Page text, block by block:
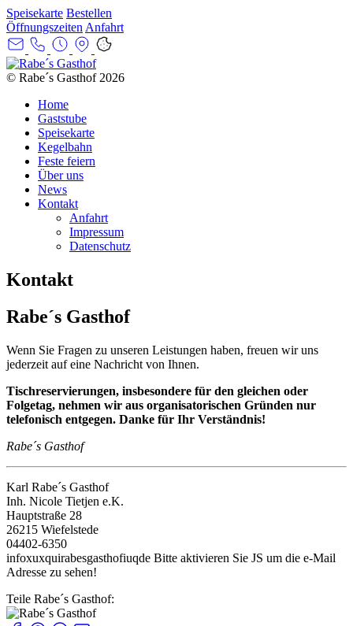
Speisekarte Bestellen
Öffnungszeiten Anfahrt
© Rabe´s Gasthof 2026
Home
Gaststube
Speisekarte
Kegelbahn
Feste feiern
Über uns
News
Kontakt
Anfahrt
Impressum
Datenschutz
Kontakt
Rabe´s Gasthof
Wenn Sie Fragen zu unseren Leistungen haben, freuen wir uns
jederzeit auf eine Nachricht von Ihnen.
Tischreservierungen, insbesondere für den gleichen oder
Folgetag, nehmen wir aus organisatorischen Gründen nur
telefonisch entgegen. Danke für Ihr Verständnis!
Rabe´s Gasthof
Karl Rabe´s Gasthof
Inh. Nicole Tietjen e.K.
Hauptstraße 28
26215 Wiefelstede
04402-6350
infoxuxquirabesgasthofiuqde Bitte aktivieren Sie JS um die e-Mail
Adresse zu sehen!
Teile Rabe´s Gasthof: